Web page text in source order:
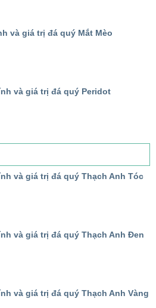
và giá trị đá quý Mắt Mèo
và giá trị đá quý Peridot
và giá trị đá quý Thạch Anh Tóc
và giá trị đá quý Thạch Anh Đen
và giá trị đá quý Thạch Anh Vàng